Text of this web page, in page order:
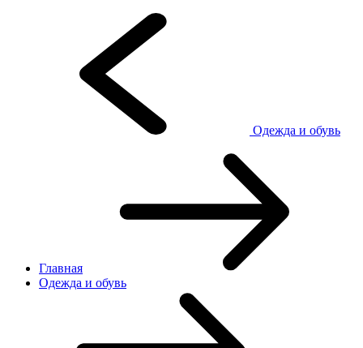
Одежда и обувь
Главная
Одежда и обувь